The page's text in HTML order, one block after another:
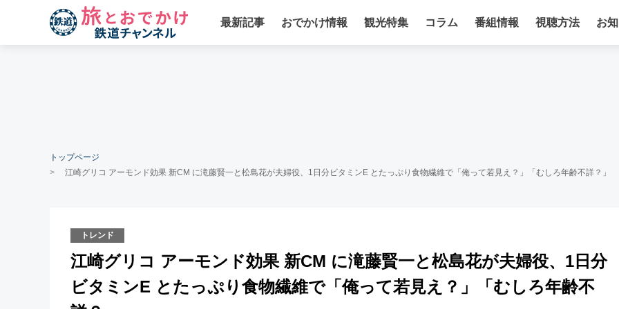
最新記事 おでかけ情報 観光特集 コラム 番組情報 視聴方法 お
トップページ
江崎グリコ アーモンド効果 新CM に滝藤賢一と松島花が夫婦役、1日分ビタミンE とたっぷり食物繊維で「俺って若見え？」「むしろ年齢不詳？」
トレンド
江崎グリコ アーモンド効果 新CM に滝藤賢一と松島花が夫婦役、1日分
ビタミンE とたっぷり食物繊維で「俺って若見え？」「むしろ年齢不